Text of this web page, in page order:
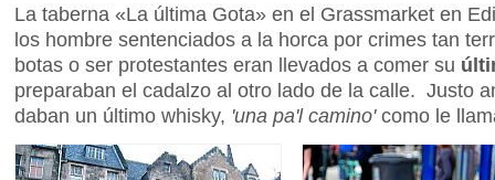
La taberna «La última Gota» en el Grassmarket en
los hombre sentenciados a la horca por crimes tan
botas o ser protestantes eran llevados a comer su
preparaban el cadalzo al otro lado de la calle. Justo
daban un último whisky, 'una pa'l camino'como le